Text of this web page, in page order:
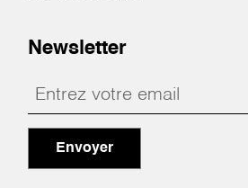
Newsletter
Envoyer